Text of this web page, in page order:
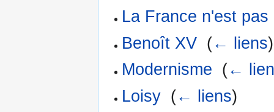
La France n'est
Benoît XV (← liens)
Modernisme (←
Loisy (← liens)